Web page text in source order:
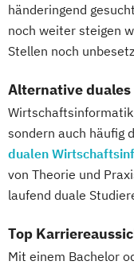
händeringend
noch weiter steigen
Stellen noch
Alternative
sondern auch häufig
dualen
von Theorie und
laufend duale
Top
Mit einem Bachelor